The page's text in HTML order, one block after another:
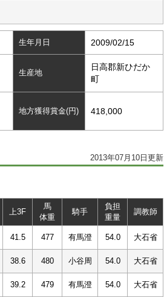
生年月日 2009/02/15
生産地
日高郡新ひだか
町
地方獲得賞金(円) 418,000
2013年07月10日更新
上3F
馬
体重
騎手
負担
重量
調教師
41.5 477 有馬澄 54.0 大石省
38.6 480 小谷周 54.0 大石省
39.2 479 有馬澄 54.0 大石省